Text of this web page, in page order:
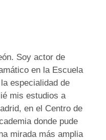
Soy actor de
en la Escuela
especialidad de
mis estudios a
en el Centro de
donde pude
mirada más amplia